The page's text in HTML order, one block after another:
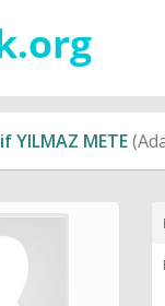
YILMAZ METE